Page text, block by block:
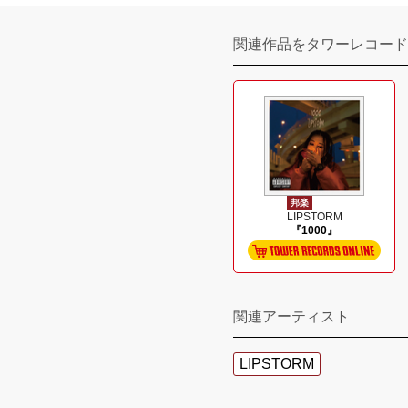
関連作品をタワーレコー
邦楽
LIPSTORM
『1000』
関連アーティスト
LIPSTORM